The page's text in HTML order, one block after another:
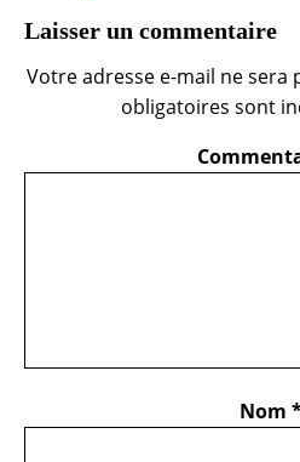
Laisser un commentaire
Votre adresse e-mail ne sera
obligatoires sont
Nom